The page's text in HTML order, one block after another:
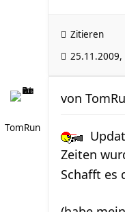
Zitieren
25.11.2009,
TomRun
von
Zeiten
Schafft es